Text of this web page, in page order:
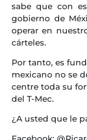
sabe que con
gobierno de
operar en
cárteles.
Por tanto, es
mexicano no se
centre toda su
del T-Mec.
¿A usted que le